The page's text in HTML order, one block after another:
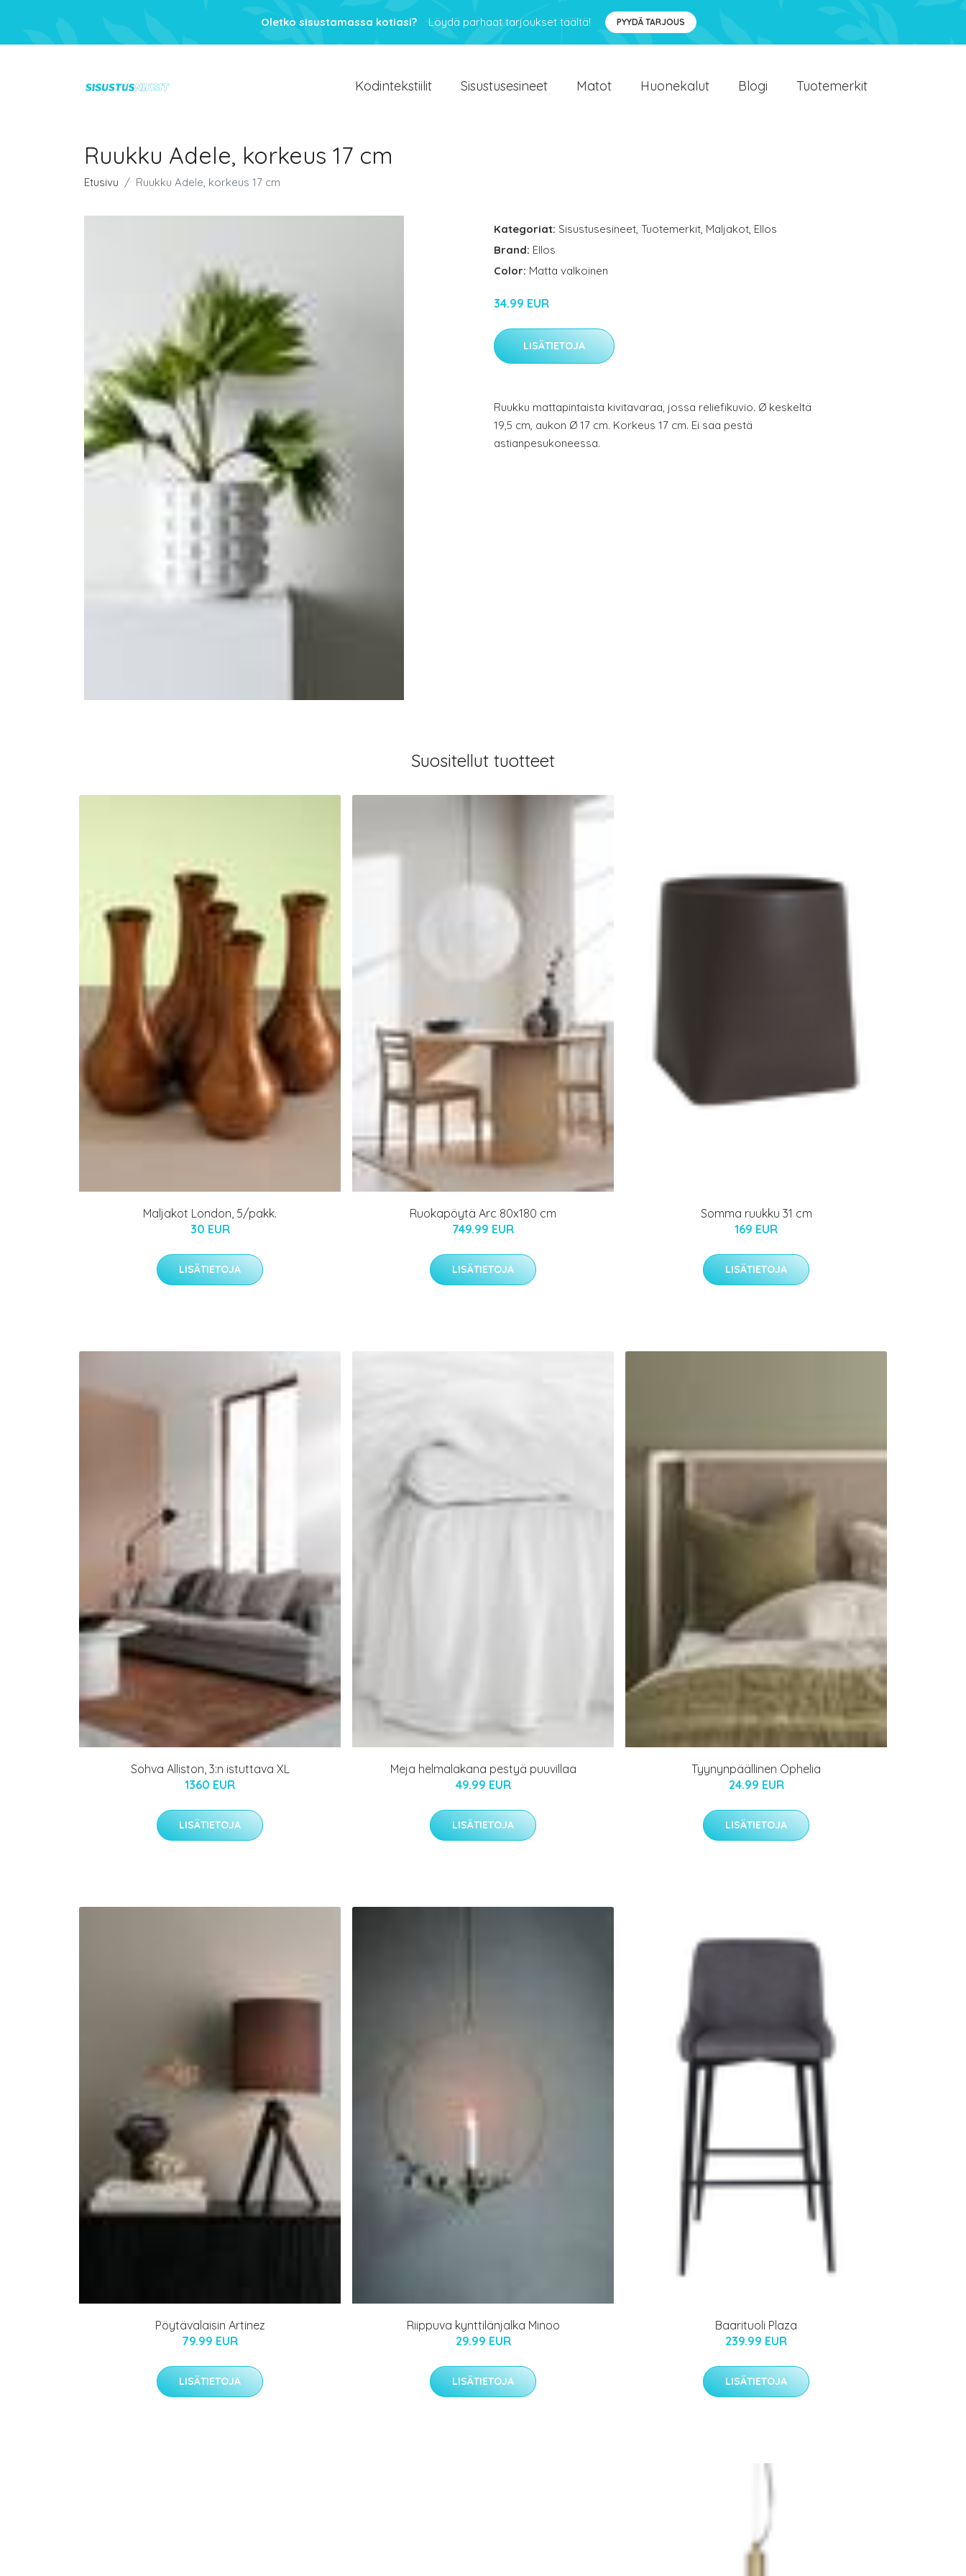
Oletko sisustamassa kotiasi? Löydä parhaat tarjoukset täältä! PYYDÄ TARJOUS
Kodintekstiilit Sisustusesineet Matot Huonekalut Blogi Tuotemerkit
Ruukku Adele, korkeus 17 cm
Etusivu Ruukku Adele, korkeus 17 cm
Kategoriat: Sisustusesineet, Tuotemerkit, Maljakot, Ellos
Brand: Ellos
Color: Matta valkoinen
34.99 EUR
LISÄTIETOJA
Ruukku mattapintaista kivitavaraa, jossa reliefikuvio. Ø keskeltä
19,5 cm, aukon Ø 17 cm. Korkeus 17 cm. Ei saa pestä
astianpesukoneessa.
Suositellut tuotteet
Maljakot London, 5/pakk.
30 EUR
LISÄTIETOJA
Ruokapöytä Arc 80x180 cm
749.99 EUR
LISÄTIETOJA
Somma ruukku 31 cm
169 EUR
LISÄTIETOJA
Sohva Alliston, 3:n istuttava XL
1360 EUR
LISÄTIETOJA
Meja helmalakana pestyä puuvillaa
49.99 EUR
LISÄTIETOJA
Tyynynpäällinen Ophelia
24.99 EUR
LISÄTIETOJA
Pöytävalaisin Artinez
79.99 EUR
LISÄTIETOJA
Riippuva kynttilänjalka Minoo
29.99 EUR
LISÄTIETOJA
Baarituoli Plaza
239.99 EUR
LISÄTIETOJA